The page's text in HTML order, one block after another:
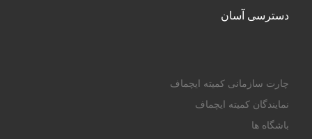
دسترسی آسان
چارت سازمانی کمیته ایچماف
نمایندگان کمیته ایچماف
باشگاه ها